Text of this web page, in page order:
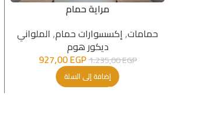
مراية حمام
حمامات,إكسسوارات حمام, الملواني
ديكور هوم
1.235,00EGP
927,00EGP
إضافة إلى السلة